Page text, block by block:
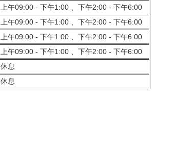
上午09:00 - 下午1:00 、下午2:00 - 下午6:00
上午09:00 - 下午1:00 、下午2:00 - 下午6:00
上午09:00 - 下午1:00 、下午2:00 - 下午6:00
上午09:00 - 下午1:00 、下午2:00 - 下午6:00
休息
休息